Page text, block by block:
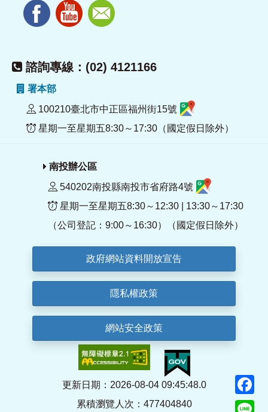
諮詢專線：(02) 4121166
署本部
100210臺北市中正區福州街15號
星期一至星期五8:30～17:30（國定假日除外）
南投辦公區
540202南投縣南投市省府路4號
星期一至星期五8:30～12:30 | 13:30～17:30
（公司登記：9:00～16:30）（國定假日除外）
政府網站資料開放宣告
隱私權政策
網站安全政策
更新日期：2026-08-04 09:45:48.0
累積瀏覽人次：477404840